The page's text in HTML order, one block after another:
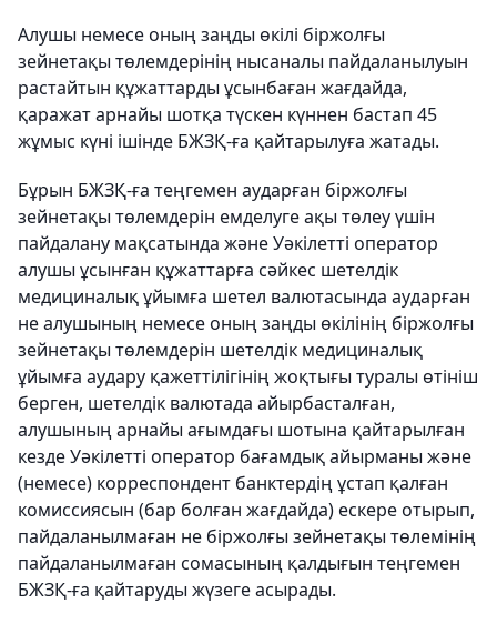
Алушы немесе оның заңды өкілі біржолғы
зейнетақы төлемдерінің нысаналы пайдаланылуын
растайтын құжаттарды ұсынбаған жағдайда,
қаражат арнайы шотқа түскен күннен бастап 45
жұмыс күні ішінде БЖЗҚ-ға қайтарылуға жатады.
Бұрын БЖЗҚ-ға теңгемен аударған біржолғы
зейнетақы төлемдерін емделуге ақы төлеу үшін
пайдалану мақсатында және Уәкілетті оператор
алушы ұсынған құжаттарға сәйкес шетелдік
медициналық ұйымға шетел валютасында аударған
не алушының немесе оның заңды өкілінің біржолғы
зейнетақы төлемдерін шетелдік медициналық
ұйымға аудару қажеттілігінің жоқтығы туралы өтініш
берген, шетелдік валютада айырбасталған,
алушының арнайы ағымдағы шотына қайтарылған
кезде Уәкілетті оператор бағамдық айырманы және
(немесе) корреспондент банктердің ұстап қалған
комиссиясын (бар болған жағдайда) ескере отырып,
пайдаланылмаған не біржолғы зейнетақы төлемінің
пайдаланылмаған сомасының қалдығын теңгемен
БЖЗҚ-ға қайтаруды жүзеге асырады.